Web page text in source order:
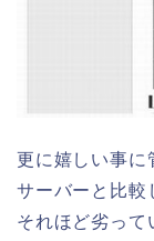
更に嬉しい事に
サーバーと比較
それほど劣って